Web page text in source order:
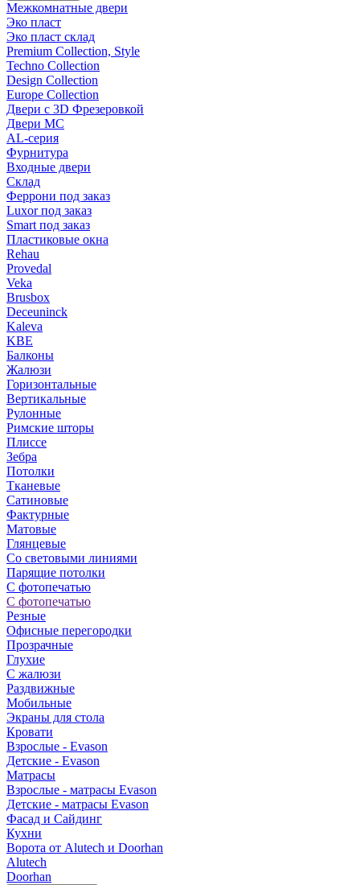
Межкомнатные двери
Эко пласт
Эко пласт склад
Premium Collection, Style
Techno Collection
Design Collection
Europe Collection
Двери с 3D Фрезеровкой
Двери МС
AL-серия
Фурнитура
Входные двери
Склад
Феррони под заказ
Luxor под заказ
Smart под заказ
Пластиковые окна
Rehau
Provedal
Veka
Brusbox
Deceuninck
Kaleva
KBE
Балконы
Жалюзи
Горизонтальные
Вертикальные
Рулонные
Римские шторы
Плиссе
Зебра
Потолки
Тканевые
Сатиновые
Фактурные
Матовые
Глянцевые
Со световыми линиями
Парящие потолки
С фотопечатью
С фотопечатью
Резные
Офисные перегородки
Прозрачные
Глухие
С жалюзи
Раздвижные
Мобильные
Экраны для стола
Кровати
Взрослые - Evason
Детские - Evason
Матрасы
Взрослые - матрасы Evason
Детские - матрасы Evason
Фасад и Сайдинг
Кухни
Ворота от Alutech и Doorhan
Alutech
Doorhan